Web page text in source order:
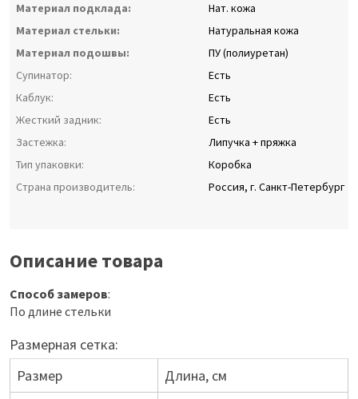
Материал подклада:
Нат. кожа
Материал стельки:
Натуральная кожа
Материал подошвы:
ПУ (полиуретан)
Супинатор:
Есть
Каблук:
Есть
Жесткий задник:
Есть
Застежка:
Липучка + пряжка
Тип упаковки:
Коробка
Страна производитель:
Россия, г. Санкт-Петербург
Описание товара
Способ замеров:
По длине стельки
Размерная сетка:
Размер
Длина, см